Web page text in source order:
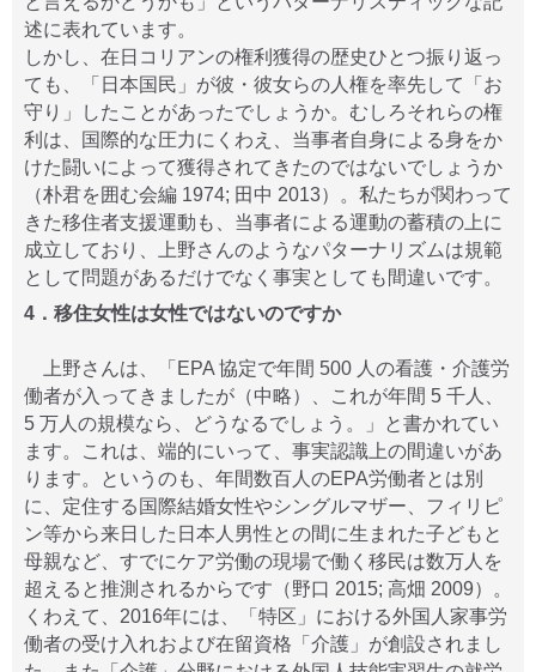
述に表れています。
しかし、在日コリアンの権利獲得の歴史ひとつ振り返っ
ても、「日本国民」が彼・彼女らの人権を率先して「お
守り」したことがあったでしょうか。むしろそれらの権
利は、国際的な圧力にくわえ、当事者自身による身をか
けた闘いによって獲得されてきたのではないでしょうか
（朴君を囲む会編 1974; 田中 2013）。私たちが関わって
きた移住者支援運動も、当事者による運動の蓄積の上に
成立しており、上野さんのようなパターナリズムは規範
として問題があるだけでなく事実としても間違いです。
4．移住女性は女性ではないのですか
上野さんは、「EPA 協定で年間 500 人の看護・介護労
働者が入ってきましたが（中略）、これが年間 5 千人、
5 万人の規模なら、どうなるでしょう。」と書かれてい
ます。これは、端的にいって、事実認識上の間違いがあ
ります。というのも、年間数百人のEPA労働者とは別
に、定住する国際結婚女性やシングルマザー、フィリピ
ン等から来日した日本人男性との間に生まれた子どもと
母親など、すでにケア労働の現場で働く移民は数万人を
超えると推測されるからです（野口 2015; 高畑 2009）。
くわえて、2016年には、「特区」における外国人家事労
働者の受け入れおよび在留資格「介護」が創設されまし